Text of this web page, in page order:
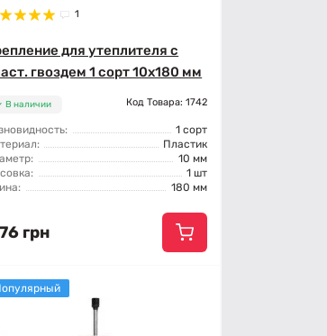
1
для утеплителя с
гвоздем 1 сорт 10x180 мм
В наличии Код Товара: 1742
1 сорт
Пластик
10 мм
1 шт
180 мм
грн